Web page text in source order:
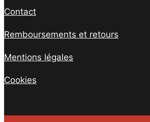
Contact
Remboursements et retours
Mentions légales
Cookies